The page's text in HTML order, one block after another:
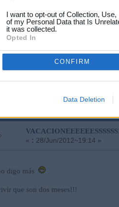
I want to opt-out of Collection,
of my Personal Data that Is
it was collected.
Opted In
CONFIRM
Data Deletion
VACACIONEEEEEESSSSSS!!!!!!!!
este tema.
« : 28/Jun/2012~19:14 »
digo más
que son dos meses!!!